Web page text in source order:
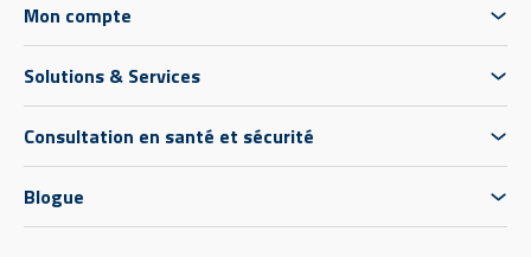
Mon compte
Solutions & Services
Consultation en santé et sécurité
Blogue